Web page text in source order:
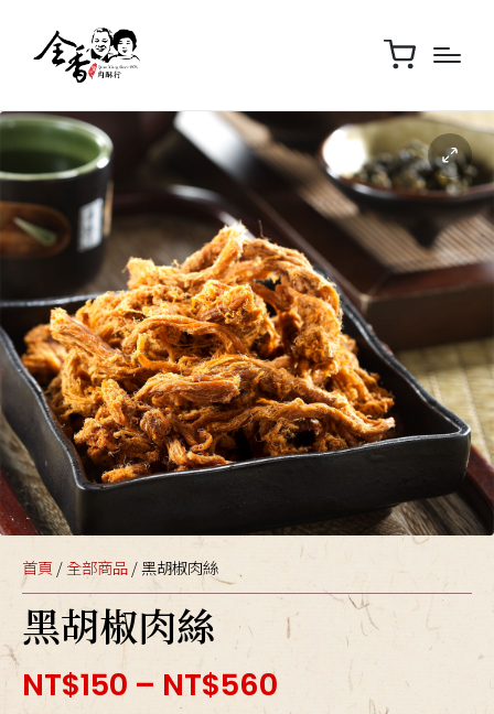
首頁 /全部商品/ 黑胡椒肉絲
黑胡椒肉絲
NT$150 – NT$560